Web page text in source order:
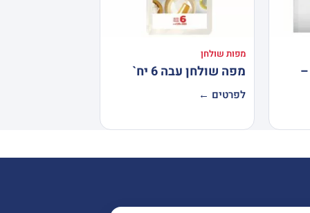
מפות שולחן
מפה שולחן עבה 6 יח`
לפרטים ←